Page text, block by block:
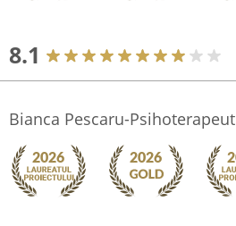
8.1
Bianca Pescaru-Psihoterapeut